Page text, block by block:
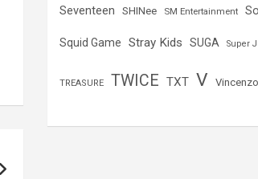
Seventeen SHINee SM Entertainment
Squid Game Stray Kids SUGA Super
TREASURE TWICE TXT V Vincenzo